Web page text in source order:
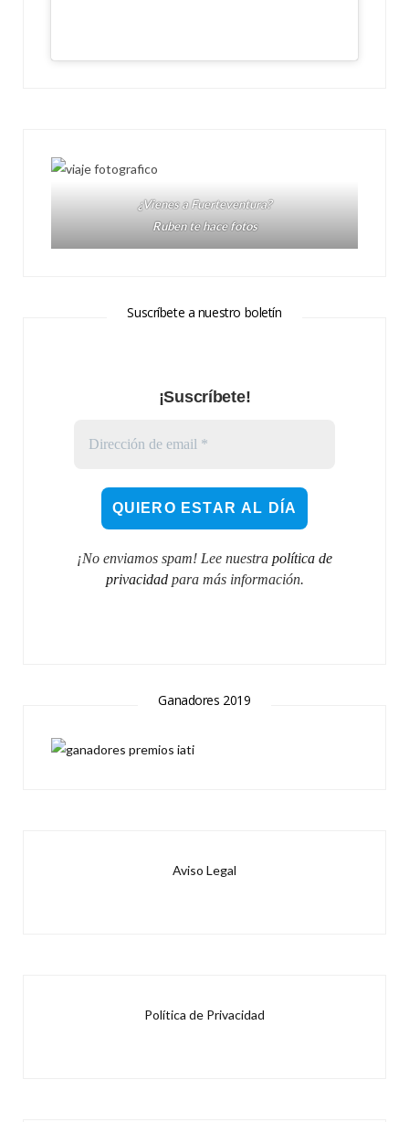
¿Vienes a Fuerteventura?
Ruben te hace fotos
Suscríbete a nuestro boletín
¡Suscríbete!
¡No enviamos spam! Lee nuestra política de
privacidadpara más información.
Ganadores 2019
Aviso Legal
Política de Privacidad